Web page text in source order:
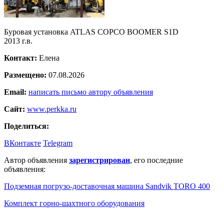
Буровая установка ATLAS COPCO BOOMER S1D
2013 г.в.
Контакт: Елена
Размещено: 07.08.2026
Email: написать письмо автору объявления
Сайт: www.perkka.ru
Поделиться:
ВКонтакте Telegram
Автор объявления зарегистрирован, его последние
объявления:
Подземная погрузо-доставочная машина Sandvik TORO 400
Комплект горно-шахтного оборудования